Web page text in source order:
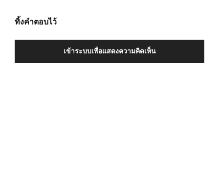
ทิ้งคำตอบไว้
เข้าระบบเพื่อแสดงความคิดเห็น